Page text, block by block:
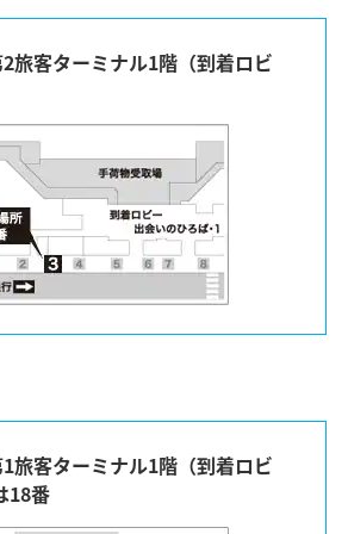
旅客ターミナル1階（到着ロビ
旅客ターミナル1階（到着ロビ
18番